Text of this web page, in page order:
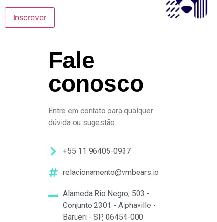
Fale
conosco
Entre em contato para qualquer
dúvida ou sugestão.
+55 11 96405-0937
relacionamento@vmbears.io
Alameda Rio Negro, 503 -
Conjunto 2301 - Alphaville -
Barueri - SP, 06454-000